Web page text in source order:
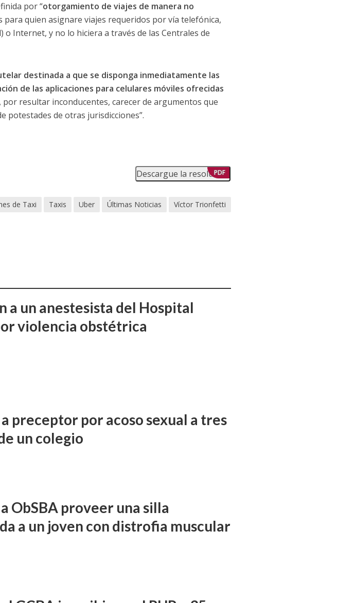
por “otorgamiento de viajes de manera no
para quien asignare viajes requeridos por vía telefónica,
Internet, y no lo hiciera a través de las Centrales de
destinada a que se disponga inmediatamente las
de las aplicaciones para celulares móviles ofrecidas
por resultar inconducentes, carecer de argumentos que
potestades de otras jurisdicciones”.
Descargue la resolución
PDF
de Taxi Taxis Uber Últimas Noticias Víctor Trionfetti
a un anestesista del Hospital
violencia obstétrica
preceptor por acoso sexual a tres
un colegio
ObSBA proveer una silla
a un joven con distrofia muscular